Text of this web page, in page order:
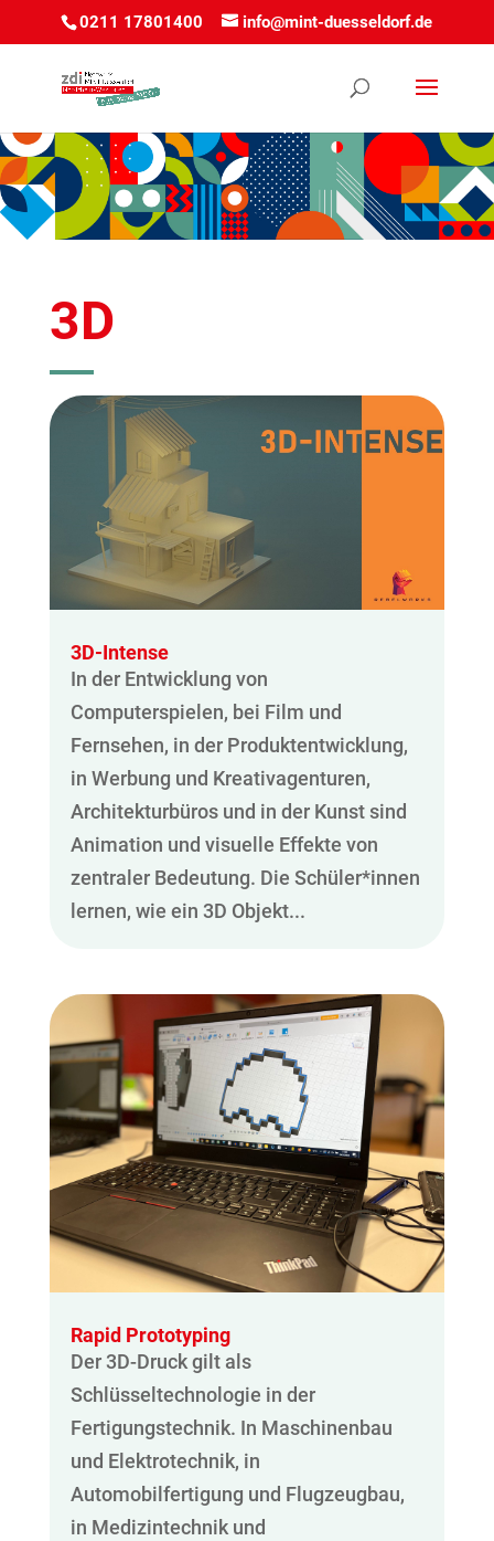
0211 17801400 info@mint-duesseldorf.de
3D
3D-Intense
In der Entwicklung von
Computerspielen, bei Film und
Fernsehen, in der Produktentwicklung,
in Werbung und Kreativagenturen,
Architekturbüros und in der Kunst sind
Animation und visuelle Effekte von
zentraler Bedeutung. Die Schüler*innen
lernen, wie ein 3D Objekt...
Rapid Prototyping
Der 3D-Druck gilt als
Schlüsseltechnologie in der
Fertigungstechnik. In Maschinenbau
und Elektrotechnik, in
Automobilfertigung und Flugzeugbau,
in Medizintechnik und